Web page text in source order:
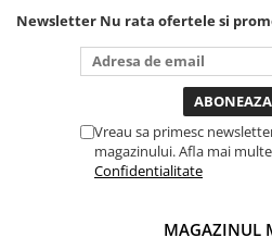
Truse de biti
Vulcanizare
Masini de echilibrat roti
Piese de schimb
puternica si de la baterie care
bagi la priza nu mai ai treaba
toata ziua ,ce...
Newsletter Nu rata ofertele si
Vreau sa primesc
magazinului. Afla mai
Confidentialitate
MAGAZINUL